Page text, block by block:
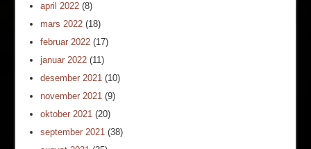
april 2022 (8)
mars 2022 (18)
februar 2022 (17)
januar 2022 (11)
desember 2021 (10)
november 2021 (9)
oktober 2021 (20)
september 2021 (38)